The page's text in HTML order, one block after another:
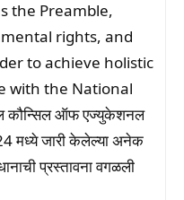
the Preamble,
rights, and
to achieve holistic
with the National
ऑफ एज्युकेशनल
मध्ये जारी केलेल्या अनेक
प्रस्तावना वगळली